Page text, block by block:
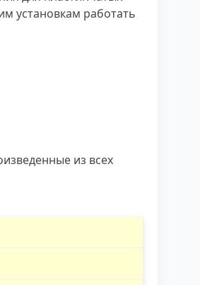
установкам работать
из всех